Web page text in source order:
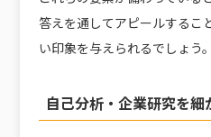
答えを通してアピールするこ
い印象を与えられるでしょう。
自己分析・企業研究を細